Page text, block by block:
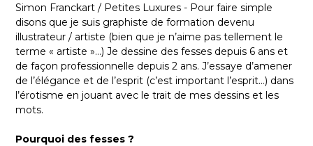
Simon Franckart / Petites Luxures - Pour faire simple
disons que je suis graphiste de formation devenu
illustrateur / artiste (bien que je n’aime pas tellement le
terme « artiste »…) Je dessine des fesses depuis 6 ans et
de façon professionnelle depuis 2 ans. J’essaye d’amener
de l’élégance et de l’esprit (c’est important l’esprit…) dans
l’érotisme en jouant avec le trait de mes dessins et les
mots.
Pourquoi des fesses ?